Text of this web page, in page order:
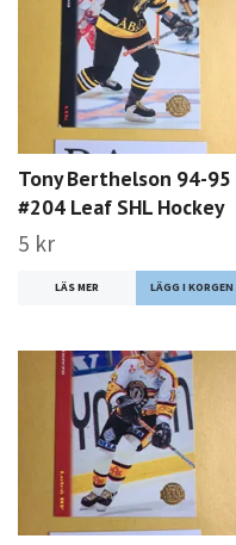
Tony Berthelson 94-95
#204 Leaf SHL Hockey
5 kr
LÄS MER